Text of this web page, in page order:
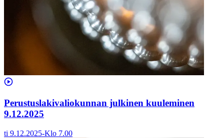
Perustuslakivaliokunnan julkinen kuuleminen
9.12.2025
ti 9.12.2025-Klo 7.00